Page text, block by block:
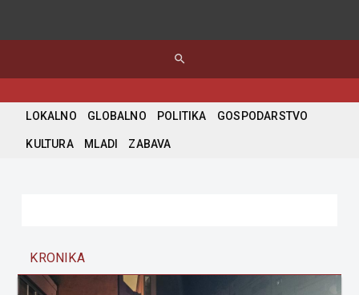
search
LOKALNO GLOBALNO POLITIKA GOSPODARSTVO
KULTURA MLADI ZABAVA
KRONIKA